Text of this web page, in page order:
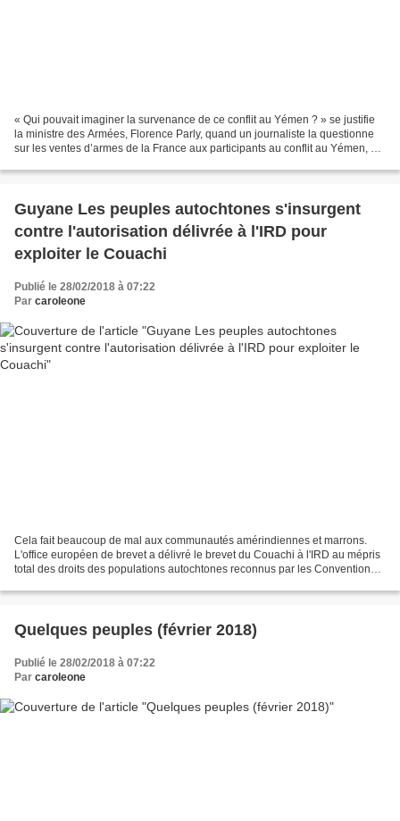
« Qui pouvait imaginer la survenance de ce conflit au Yémen ? » se justifie
la ministre des Armées, Florence Parly, quand un journaliste la questionne
sur les ventes d’armes de la France aux participants au conflit au Yémen, en
Guyane Les peuples autochtones s'insurgent
contre l'autorisation délivrée à l'IRD pour
exploiter le Couachi
Publié le 28/02/2018 à 07:22
Par caroleone
Cela fait beaucoup de mal aux communautés amérindiennes et marrons.
L'office européen de brevet a délivré le brevet du Couachi à l'IRD au mépris
total des droits des populations autochtones reconnus par les Conventions
Quelques peuples (février 2018)
Publié le 28/02/2018 à 07:22
Par caroleone